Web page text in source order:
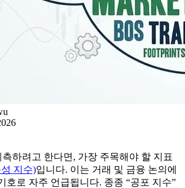
하려고 한다면, 가장 주목해야 할 지표
지수)입니다. 이는 거래 및 금융 논의에
호로 자주 언급됩니다. 종종 “공포 지수”